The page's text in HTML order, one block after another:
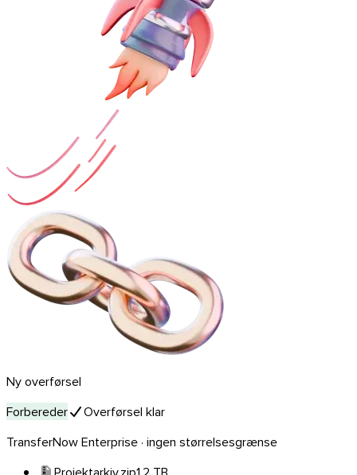
iOS
Ny overførsel
Forbereder
Overførsel klar
TransferNow Enterprise · ingen størrelsesgrænse